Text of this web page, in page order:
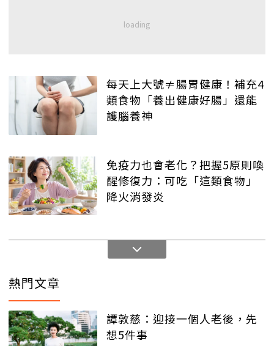
每天上大號≠腸胃健康！補充4
類食物「養出健康好腸」還能
護腦養神
免疫力也會老化？把握5原則喚
醒修復力：可吃「這類食物」
降火消發炎
熱門文章
譚敦慈：迎接一個人老後，先
想5件事